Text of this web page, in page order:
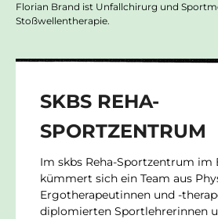
Florian Brand ist Unfallchirurg und
Stoßwellentherapie.
SKBS REHA-
SPORTZENTRUM
Im skbs Reha-Sportzentrum im
kümmert sich ein Team aus
Ergotherapeutinnen und -
diplomierten Sportlehrerinnen